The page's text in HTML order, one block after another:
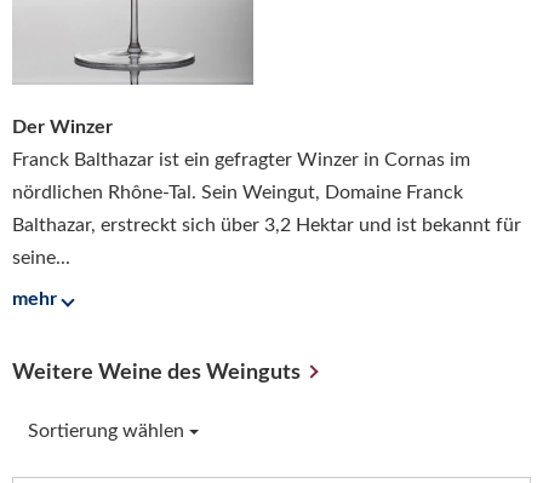
Der Winzer
Franck Balthazar ist ein gefragter Winzer in Cornas im
nördlichen Rhône-Tal. Sein Weingut, Domaine Franck
Balthazar, erstreckt sich über 3,2 Hektar und ist bekannt für
seine...
mehr
Weitere Weine des Weinguts
Sortierung wählen